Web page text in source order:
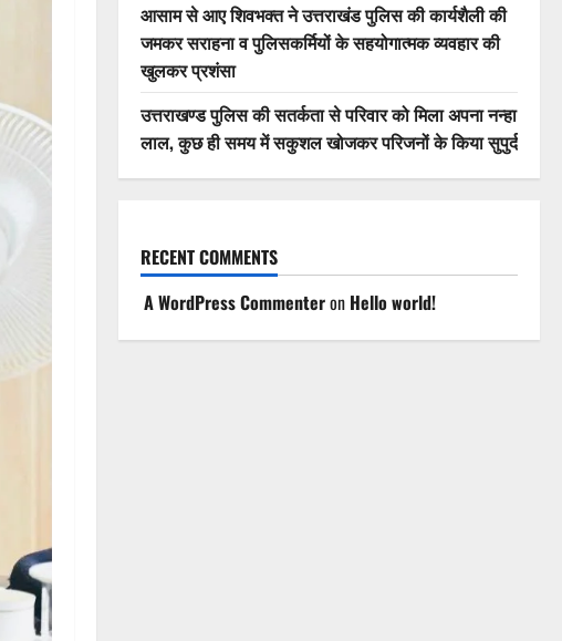
आसाम से आए शिवभक्त ने उत्तराखंड पुलिस की कार्यशैली की
जमकर सराहना व पुलिसकर्मियों के सहयोगात्मक व्यवहार की
खुलकर प्रशंसा
उत्तराखण्ड पुलिस की सतर्कता से परिवार को मिला अपना नन्हा
लाल, कुछ ही समय में सकुशल खोजकर परिजनों के किया सुपुर्द
RECENT COMMENTS
A WordPress Commenteron Hello world!